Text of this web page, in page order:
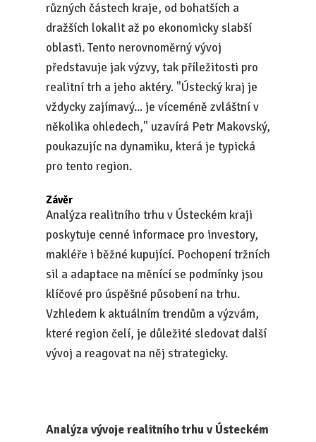
různých částech kraje, od bohatších a
dražších lokalit až po ekonomicky slabší
oblasti. Tento nerovnoměrný vývoj
představuje jak výzvy, tak příležitosti pro
realitní trh a jeho aktéry. "Ústecký kraj je
vždycky zajímavý... je víceméně zvláštní v
několika ohledech," uzavírá Petr Makovský,
poukazujíc na dynamiku, která je typická
pro tento region.
Závěr
Analýza realitního trhu v Ústeckém kraji
poskytuje cenné informace pro investory,
makléře i běžné kupující. Pochopení tržních
sil a adaptace na měnící se podmínky jsou
klíčové pro úspěšné působení na trhu.
Vzhledem k aktuálním trendům a výzvám,
které region čelí, je důležité sledovat další
vývoj a reagovat na něj strategicky.
Analýza vývoje realitního trhu v Ústeckém